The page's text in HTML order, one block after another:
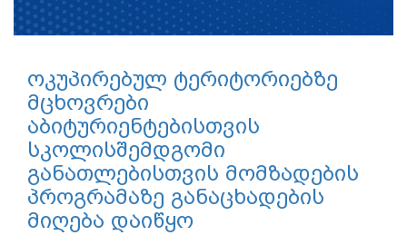
ოკუპირებულ ტერიტორიებზე
მცხოვრები
აბიტურიენტებისთვის
სკოლისშემდგომი
განათლებისთვის მომზადების
პროგრამაზე განაცხადების
მიღება დაიწყო